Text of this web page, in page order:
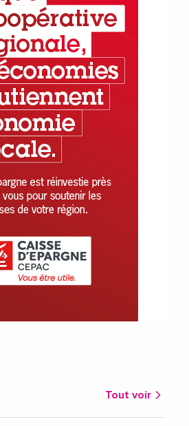
Tout voir